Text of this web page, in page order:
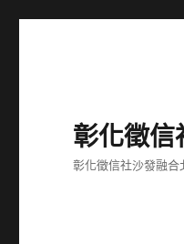
彰化徵信
彰化徵信社沙發融